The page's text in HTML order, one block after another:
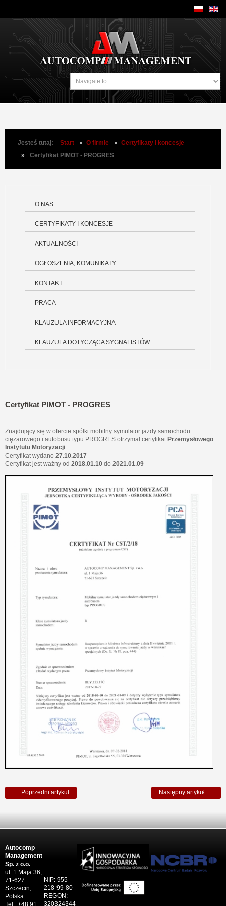
Jesteś tutaj: Start » O firmie » Certyfikaty i koncesje
»
Certyfikat PIMOT - PROGRES
O NAS
CERTYFIKATY I KONCESJE
AKTUALNOŚCI
OGŁOSZENIA, KOMUNIKATY
KONTAKT
PRACA
KLAUZULA INFORMACYJNA
KLAUZULA DOTYCZĄCA SYGNALISTÓW
Certyfikat PIMOT - PROGRES
Znajdujący się w ofercie spółki mobilny symulator jazdy samochodu
ciężarowego i autobusu typu PROGRES otrzymał certyfikat Przemysłowego
Instytutu Motoryzacji.
Certyfikat wydano 27.10.2017
Certyfikat jest ważny od 2018.01.10 do 2021.01.09
Poprzedni artykuł Następny artykuł
Autocomp
Management
Sp. z o.o.
ul. 1 Maja 36,
71-627
Szczecin,
Polska
NIP: 955-
218-99-80
REGON:
320324344